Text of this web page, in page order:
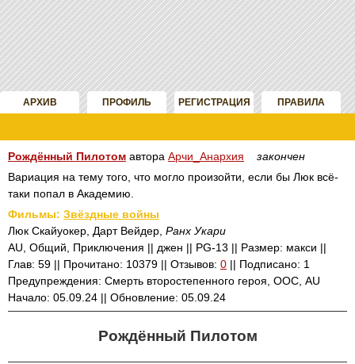
АРХИВ ПРОФИЛЬ РЕГИСТРАЦИЯ ПРАВИЛА
Рождённый Пилотом автора Арчи_Анархия
закончен
Вариация на тему того, что могло произойти, если бы Люк всё-
таки попал в Академию.
Фильмы: Звёздные войны
Люк Скайуокер, Дарт Вейдер, Ранх Укари
AU, Общий, Приключения || джен || PG-13 || Размер: макси ||
Глав: 59 || Прочитано: 10379 || Отзывов: 0 || Подписано: 1
Предупреждения: Смерть второстепенного героя, ООС, AU
Начало: 05.09.24 || Обновление: 05.09.24
Рождённый Пилотом